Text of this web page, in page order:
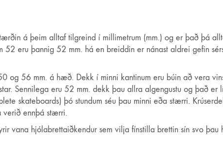
á þeim alltaf tilgreind í millimetrum (mm.) og er það þá
52 eru þannig 52 mm. há en breiddin er nánast aldrei gefin
og 56 mm. á hæð. Dekk í minni kantinum eru búin að vera
Sennilega eru 52 mm. dekk þau allra algengustu og það er
skateboards) þó stundum séu þau minni eða stærri.
verið ennþá stærri.
vana hjólabrettaiðkendur sem vilja fínstilla brettin sín svo þau